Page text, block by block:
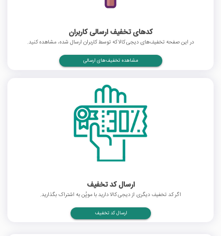
کدهای تخفیف ارسالی کاربران
در این صفحه تخفیف‌های دیجی کالا که توسط کاربران ارسال شده، مشاهده کنید.
مشاهده تخفیف‌های ارسالی
ارسال کد تخفیف
اگر کد تخفیف دیگری از دیجی کالا دارید با موپُن به اشتراک بگذارید.
ارسال کد تخفیف